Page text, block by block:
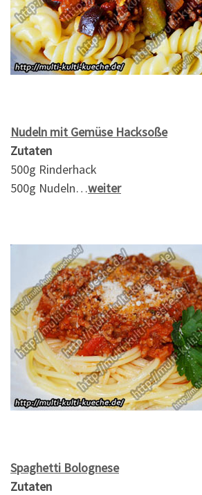
Nudeln mit Gemüse Hacksoße
Zutaten
500g Rinderhack
500g Nudeln…weiter
Spaghetti Bolognese
Zutaten